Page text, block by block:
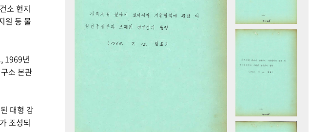
소 현지
원 등 물
1969년
소 본관
대형 강
조성되